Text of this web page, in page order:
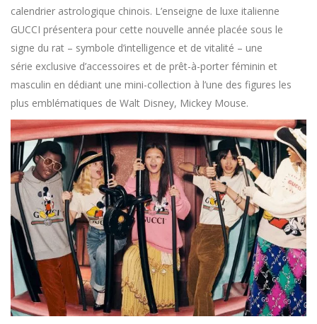
calendrier astrologique chinois. L’enseigne de luxe italienne
GUCCI présentera pour cette nouvelle année placée sous le
signe du rat – symbole d’intelligence et de vitalité – une
série exclusive d’accessoires et de prêt-à-porter féminin et
masculin en dédiant une mini-collection à l’une des figures les
plus emblématiques de Walt Disney, Mickey Mouse.